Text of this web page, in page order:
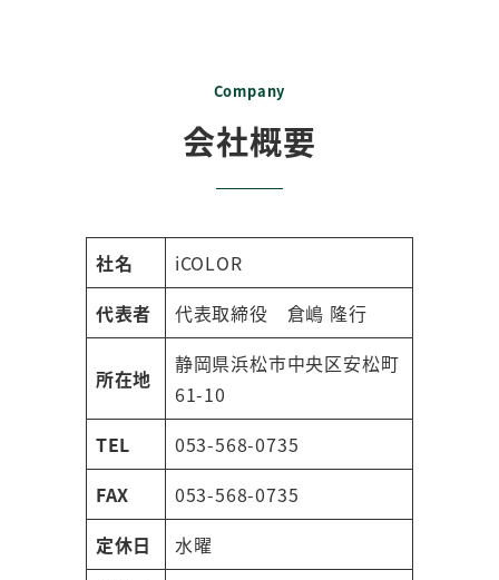
Company
会社概要
社名
iCOLOR
代表者
代表取締役 倉嶋 隆行
所在地
静岡県浜松市中央区安松町
61-10
TEL
053-568-0735
FAX
053-568-0735
定休日
水曜